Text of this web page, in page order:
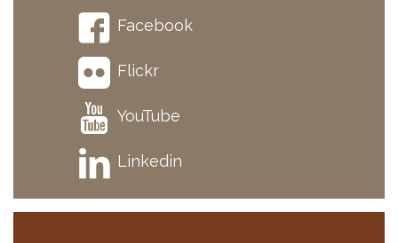
Facebook
Flickr
YouTube
Linkedin